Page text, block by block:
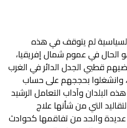
لم يتوقف في هذه
الحال في عموم شمال إفريقيا،
قطبي الجدل الدائر في الغرب
وانشغلوا بحججهم على حساب
البلدان وآداب التعامل الرشيد
التي من شأنها علاج
والحد من تفاقمها كحوادث